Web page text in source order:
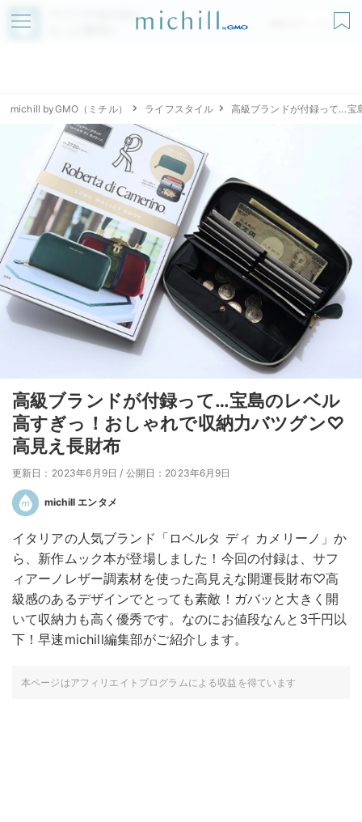
アプリでmichillが
無料ダウンロード
michill byGMO（ミチル） ライフスタイル 高級ブランドが付録って…宝
高級ブランドが付録って…宝島のレベル
高すぎっ！おしゃれで収納力バツグン♡
高見え長財布
更新日：2023年6月9日 / 公開日：2023年6月9日
michill エンタメ
イタリアの人気ブランド「ロベルタ ディ カメリーノ」か
ら、新作ムック本が登場しました！今回の付録は、サフ
ィアーノレザー調素材を使った高見えな開運長財布♡高
級感のあるデザインでとっても素敵！ガバッと大きく開
いて収納力も高く優秀です。なのにお値段なんと3千円以
下！早速michill編集部がご紹介します。
本ページはアフィリエイトプログラムによる収益を得ています